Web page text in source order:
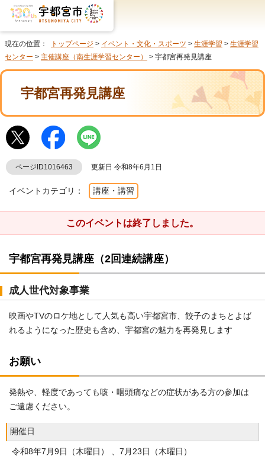
現在の位置： トップページ > イベント・文化・スポーツ > 生涯学習 > 生涯学習
センター > 主催講座（南生涯学習センター） > 宇都宮再発見講座
宇都宮再発見講座
ページID1016463 更新日 令和8年6月1日
イベントカテゴリ： 講座・講習
このイベントは終了しました。
宇都宮再発見講座（2回連続講座）
成人世代対象事業
映画やTVのロケ地として人気も高い宇都宮市、餃子のまちとよば
れるようになった歴史も含め、宇都宮の魅力を再発見します
お願い
発熱や、軽度であっても咳・咽頭痛などの症状がある方の参加は
ご遠慮ください。
開催日
令和8年7月9日（木曜日） 、7月23日（木曜日）